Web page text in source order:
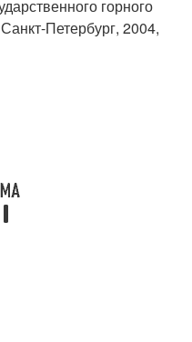
горного
Петербург, 2004,